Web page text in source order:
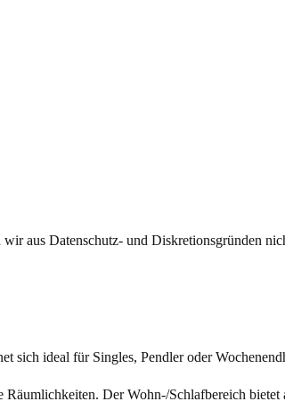
aus Datenschutz- und Diskretionsgründen
ideal für Singles, Pendler oder
Der Wohn-/Schlafbereich